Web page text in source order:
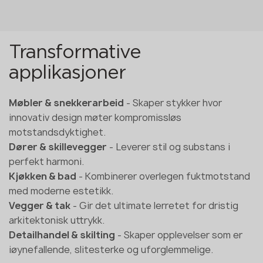
Transformative
applikasjoner
Møbler & snekkerarbeid - Skaper stykker hvor
innovativ design møter kompromissløs
motstandsdyktighet.
Dører & skillevegger - Leverer stil og substans i
perfekt harmoni.
Kjøkken & bad - Kombinerer overlegen fuktmotstand
med moderne estetikk.
Vegger & tak - Gir det ultimate lerretet for dristig
arkitektonisk uttrykk.
Detailhandel & skilting - Skaper opplevelser som er
iøynefallende, slitesterke og uforglemmelige.